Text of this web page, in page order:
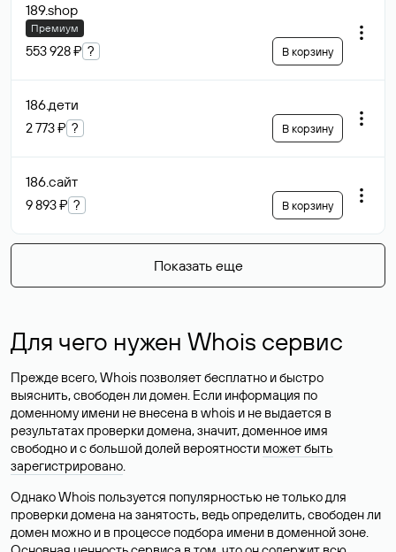
189.shop
Премиум
553 928 ₽ ? В корзину
186.дети
2 773 ₽ ? В корзину
186.сайт
9 893 ₽ ? В корзину
Показать еще
Для чего нужен Whois сервис
Прежде всего, Whois позволяет бесплатно и быстро
выяснить, свободен ли домен. Если информация по
доменному имени не внесена в whois и не выдается в
результатах проверки домена, значит, доменное имя
свободно и с большой долей вероятности может быть
зарегистрировано.
Однако Whois пользуется популярностью не только для
проверки домена на занятость, ведь определить, свободен ли
домен можно и в процессе подбора имени в доменной зоне.